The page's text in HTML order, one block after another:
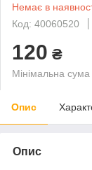
Немає в
Код: 40060520
120 ₴
Мінімальна
Опис
Опис